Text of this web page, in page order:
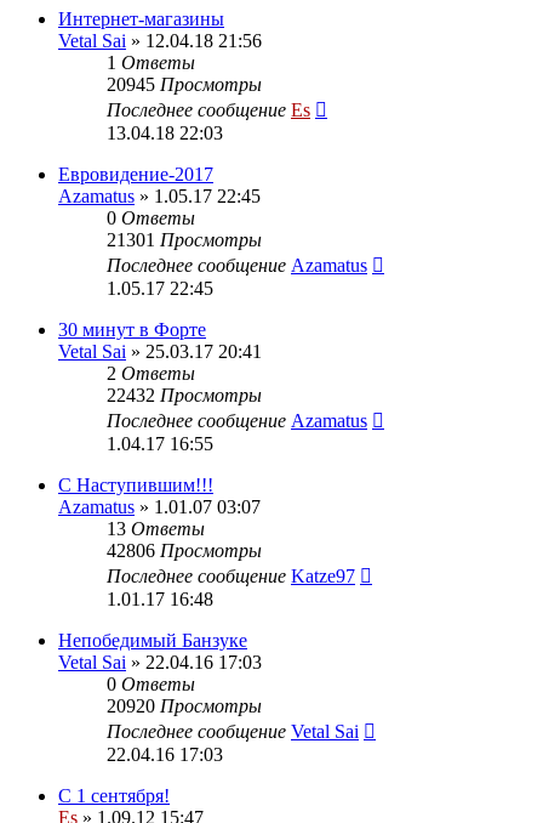
Интернет-магазины
Vetal Sai » 12.04.18 21:56
1 Ответы
20945 Просмотры
Последнее сообщение Es
13.04.18 22:03
Евровидение-2017
Azamatus » 1.05.17 22:45
0 Ответы
21301 Просмотры
Последнее сообщение Azamatus
1.05.17 22:45
30 минут в Форте
Vetal Sai » 25.03.17 20:41
2 Ответы
22432 Просмотры
Последнее сообщение Azamatus
1.04.17 16:55
С Наступившим!!!
Azamatus » 1.01.07 03:07
13 Ответы
42806 Просмотры
Последнее сообщение Katze97
1.01.17 16:48
Непобедимый Банзуке
Vetal Sai » 22.04.16 17:03
0 Ответы
20920 Просмотры
Последнее сообщение Vetal Sai
22.04.16 17:03
С 1 сентября!
Es » 1.09.12 15:47